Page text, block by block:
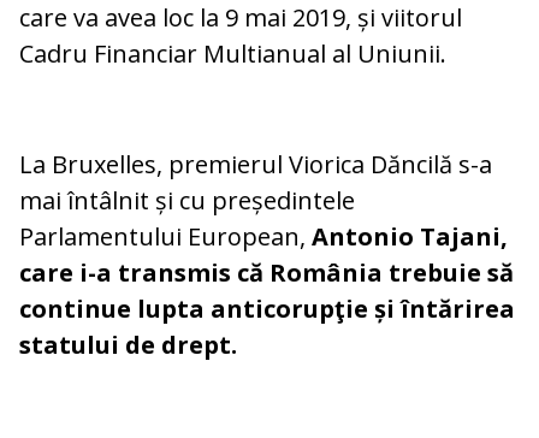
care va avea loc la 9 mai 2019, și viitorul
Cadru Financiar Multianual al Uniunii.
La Bruxelles, premierul Viorica Dăncilă s-a
mai întâlnit și cu președintele
Parlamentului European, Antonio Tajani,
care i-a transmis că România trebuie să
continue lupta anticorupţie și întărirea
statului de drept.